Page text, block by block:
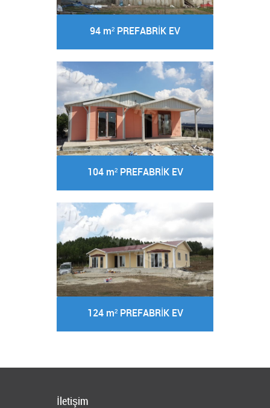
94 m² PREFABRİK EV
104 m² PREFABRİK EV
124 m² PREFABRİK EV
İletişim